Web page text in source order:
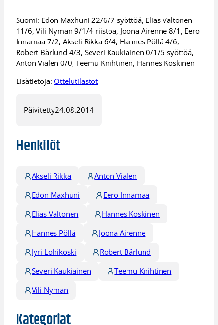
Suomi: Edon Maxhuni 22/6/7 syöttöä, Elias Valtonen
11/6, Vili Nyman 9/1/4 riistoa, Joona Airenne 8/1, Eero
Innamaa 7/2, Akseli Rikka 6/4, Hannes Pöllä 4/6,
Robert Bärlund 4/3, Severi Kaukiainen 0/1/5 syöttöä,
Anton Vialen 0/0, Teemu Knihtinen, Hannes Koskinen
Lisätietoja: Ottelutilastot
Päivitetty24.08.2014
Henkilöt
Akseli Rikka
Anton Vialen
Edon Maxhuni
Eero Innamaa
Elias Valtonen
Hannes Koskinen
Hannes Pöllä
Joona Airenne
Jyri Lohikoski
Robert Bärlund
Severi Kaukiainen
Teemu Knihtinen
Vili Nyman
Kategoriat